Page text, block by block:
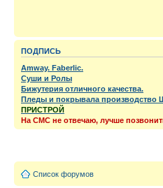
ПОДПИСЬ
Amway. Faberlic.
Суши и Ролы
Бижутерия отличного качества.
Пледы и покрывала производство
ПРИСТРОЙ
На СМС не отвечаю, лучше
Список форумов